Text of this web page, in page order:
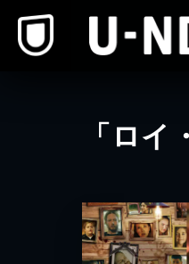
「ロ